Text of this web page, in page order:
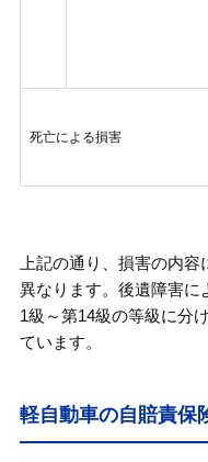
死亡による損害
上記の通り、損害の内
異なります。後遺障害に
1級～第14級の等級に分
ています。
軽自動車の自賠責保